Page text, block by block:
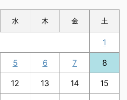
水 木 金 土
1
5 6 7 8
12 13 14 15